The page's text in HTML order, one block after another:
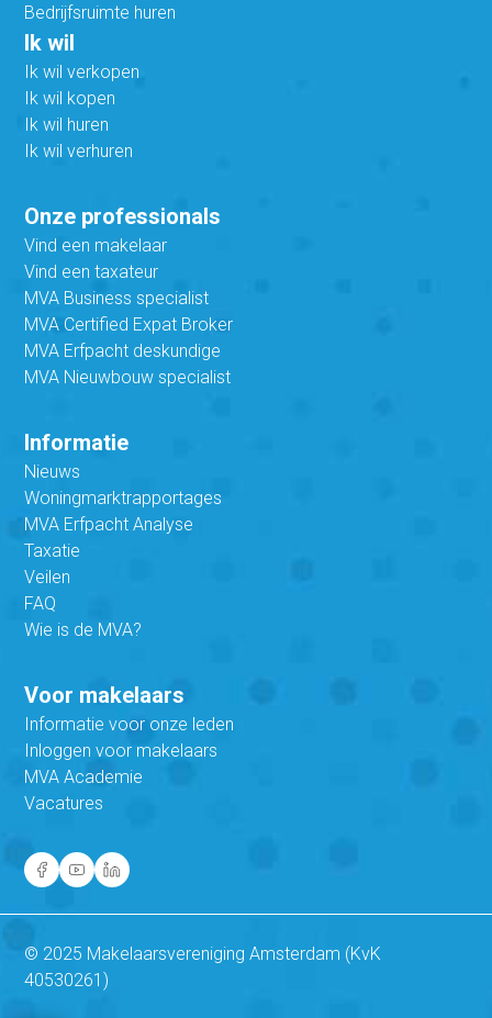
Bedrijfsruimte huren
Ik wil
Ik wil verkopen
Ik wil kopen
Ik wil huren
Ik wil verhuren
Onze professionals
Vind een makelaar
Vind een taxateur
MVA Business specialist
MVA Certified Expat Broker
MVA Erfpacht deskundige
MVA Nieuwbouw specialist
Informatie
Nieuws
Woningmarktrapportages
MVA Erfpacht Analyse
Taxatie
Veilen
FAQ
Wie is de MVA?
Voor makelaars
Informatie voor onze leden
Inloggen voor makelaars
MVA Academie
Vacatures
© 2025 Makelaarsvereniging Amsterdam (KvK
40530261)